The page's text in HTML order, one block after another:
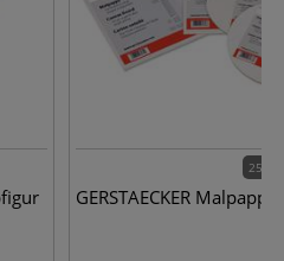
25
GERSTAECKER Malpappe